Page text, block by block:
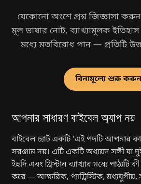
যেকোনো অংশে প্রশ্ন জিজ্ঞাসা
মূল ভাষার নোট, ব্যাখ্যামূলক
মধ্যে মতবিরোধ পান — প্রতিটি
বিনামূল্যে শুরু করুন
আপনার সাধারণ বাইবেল অ্যাপ নয়
বাইবেল চ্যাট একটি 'এই পদটি আপনার
সরঞ্জাম নয়। এটি একটি অধ্যয়ন সঙ্গী যা
ইহুদি এবং খ্রিস্টান ব্যাখ্যার মধ্যে পাঠ্যটি
করে — আক্ষরিক, প্যাট্রিস্টিক, মধ্যযুগীয়,